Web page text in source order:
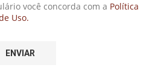
você concorda com a Política
Uso.